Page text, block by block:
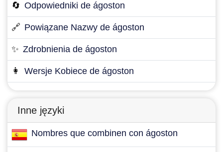
🔄 Odpowiedniki de ágoston
🔗 Powiązane Nazwy de ágoston
✨ Zdrobnienia de ágoston
👩 Wersje Kobiece de ágoston
Inne języki
Nombres que combinen con ágoston